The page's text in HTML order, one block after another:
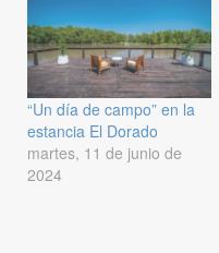
“Un día de campo” en la
estancia El Dorado
martes, 11 de junio de
2024